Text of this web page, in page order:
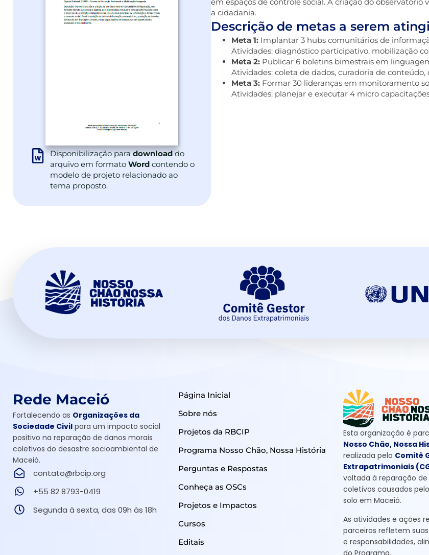
Disponibilização paradownloaddo
arquivo em formato Wordcontendo o
modelo de projeto relacionado ao
tema proposto.
em espaços de controle social. A criação do
a cidadania.
Descrição de metas a serem
Meta 1: Implantar 3 hubs comunitários de
Atividades: diagnóstico participativo, mobilização
Meta 2: Publicar 6 boletins bimestrais em
Atividades: coleta de dados, curadoria de
Meta 3: Formar 30 lideranças em monitoramento
Atividades: planejar e executar 4 micro
Rede Maceió
Fortalecendo as Organizações da
Sociedade Civil para um impacto social
positivo na reparação de danos morais
coletivos do desastre socioambiental de
Maceió.
contato@rbcip.org
+55 82 8793-0419
Segunda à sexta, das 09h às 18h
Página Inicial
Sobre nós
Projetos da RBCIP
Programa Nosso Chão, Nossa História
Perguntas e Respostas
Conheça as OSCs
Projetos e Impactos
Cursos
Editais
Esta organização é
Nosso Chão, Nossa
realizada pelo Comitê
Extrapatrimoniais
voltada à reparação
coletivos causados
solo em Maceió.
As atividades e ações
parceiros refletem
e responsabilidades,
do Programa.